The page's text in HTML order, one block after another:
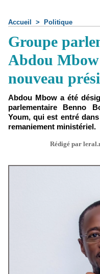
Accueil > Politique
Groupe
Abdou
nouveau
Abdou Mbow a été
parlementaire Benno
Youm, qui est entré
remaniement ministériel.
Rédigé par